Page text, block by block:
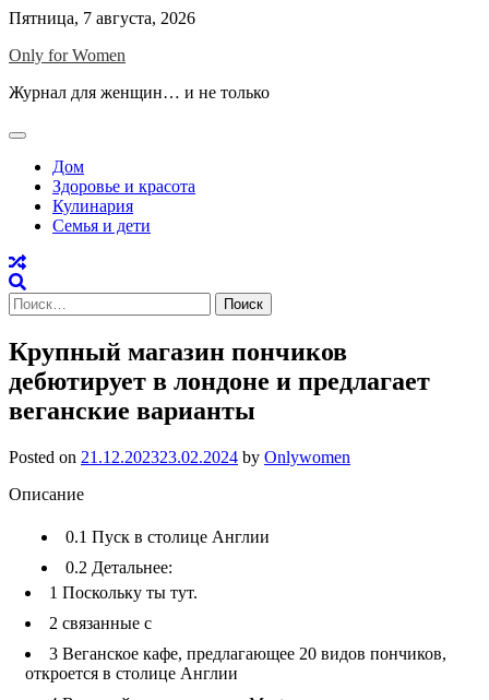
Skip
content
Пятница, 7 августа, 2026
Only for Women
Журнал для женщин… и не только
Дом
Здоровье и красота
Кулинария
Семья и дети
Найти:
Крупный магазин пончиков
дебютирует в лондоне и предлагает
веганские варианты
Posted on 21.12.202323.02.2024 by Onlywomen
Описание
0.1 Пуск в столице Англии
0.2 Детальнее:
1 Поскольку ты тут.
2 связанные с
3 Веганское кафе, предлагающее 20 видов пончиков,
откроется в столице Англии